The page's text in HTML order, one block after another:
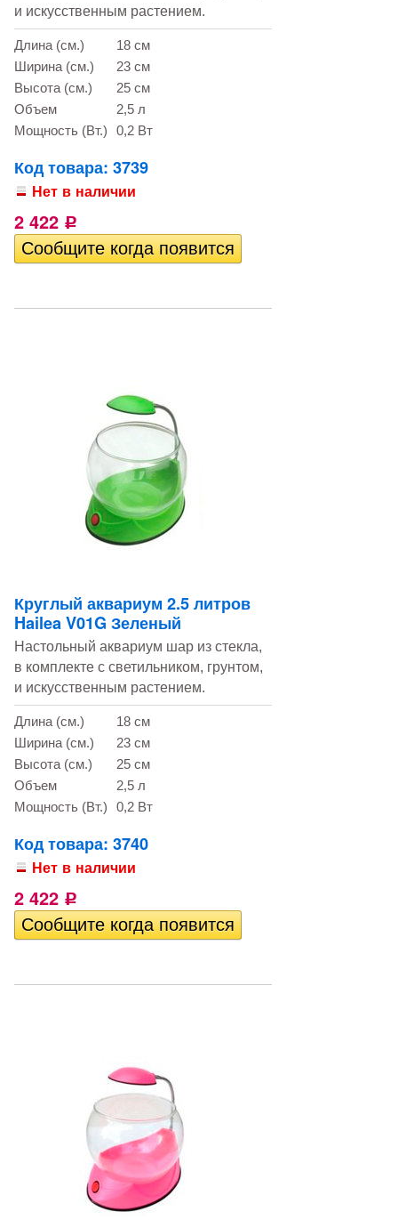
и искусственным растением.
Длина (см.)
18 см
Ширина (см.)
23 см
Высота (см.)
25 см
Объем
2,5 л
Мощность (Вт.)
0,2 Вт
Код товара: 3739
Нет в наличии
2 422 Р
Круглый аквариум 2.5 литров
Hailea V01G Зеленый
Настольный аквариум шар из стекла,
в комплекте с светильником, грунтом,
и искусственным растением.
Длина (см.)
18 см
Ширина (см.)
23 см
Высота (см.)
25 см
Объем
2,5 л
Мощность (Вт.)
0,2 Вт
Код товара: 3740
Нет в наличии
2 422 Р